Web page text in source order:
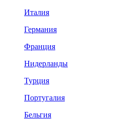
Италия
Германия
Франция
Нидерланды
Турция
Португалия
Бельгия